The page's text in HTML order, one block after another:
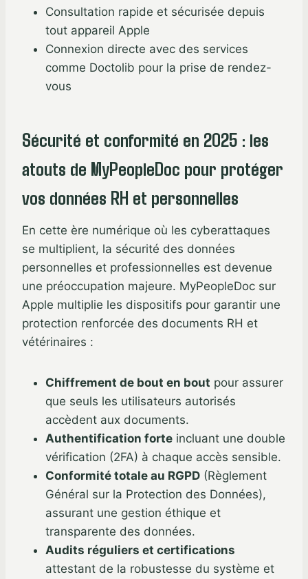
Consultation rapide et sécurisée depuis
tout appareil Apple
Connexion directe avec des services
comme Doctolib pour la prise de rendez-
vous
Sécurité et conformité en 2025 : les
atouts de MyPeopleDoc pour protéger
vos données RH et personnelles
En cette ère numérique où les cyberattaques
se multiplient, la sécurité des données
personnelles et professionnelles est devenue
une préoccupation majeure. MyPeopleDoc sur
Apple multiplie les dispositifs pour garantir une
protection renforcée des documents RH et
vétérinaires :
Chiffrement de bout en bout pour assurer
que seuls les utilisateurs autorisés
accèdent aux documents.
Authentification forte incluant une double
vérification (2FA) à chaque accès sensible.
Conformité totale au RGPD (Règlement
Général sur la Protection des Données),
assurant une gestion éthique et
transparente des données.
Audits réguliers et certifications
attestant de la robustesse du système et